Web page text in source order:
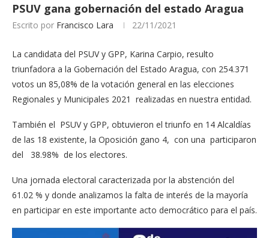
PSUV gana gobernación del estado Aragua
Escrito por Francisco Lara 22/11/2021
La candidata del PSUV y GPP, Karina Carpio, resulto
triunfadora a la Gobernación del Estado Aragua, con 254.371
votos un 85,08% de la votación general en las elecciones
Regionales y Municipales 2021 realizadas en nuestra entidad.
También el PSUV y GPP, obtuvieron el triunfo en 14 Alcaldías
de las 18 existente, la Oposición gano 4, con una participaron
del 38.98% de los electores.
Una jornada electoral caracterizada por la abstención del
61.02 % y donde analizamos la falta de interés de la mayoría
en participar en este importante acto democrático para el país.